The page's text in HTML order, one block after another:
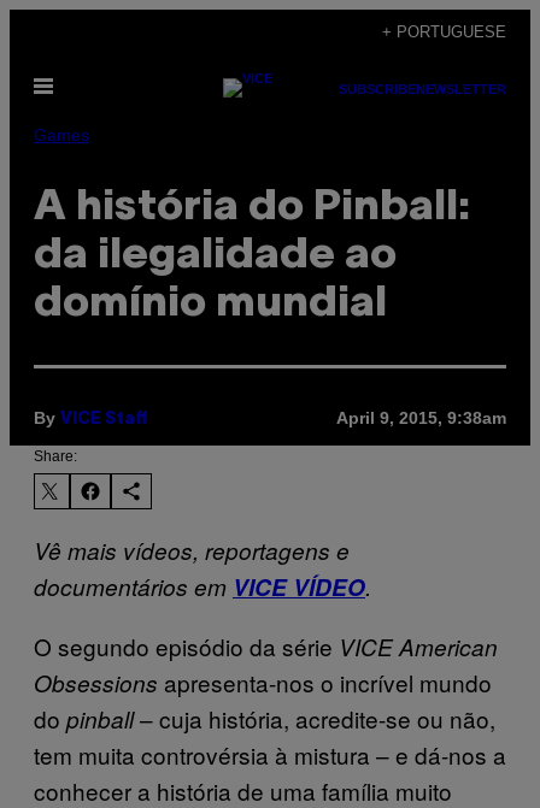
content
+ PORTUGUESE
Open
SUBSCRIBENEWSLETTER
Games
A história do Pinball:
da ilegalidade ao
domínio mundial
By VICE Staff April 9, 2015, 9:38am
Share:
Vê mais vídeos, reportagens e
documentários em VICE VÍDEO.
O segundo episódio da série VICE American
Obsessions apresenta-nos o incrível mundo
do pinball– cuja história, acredite-se ou não,
tem muita controvérsia à mistura – e dá-nos a
conhecer a história de uma família muito